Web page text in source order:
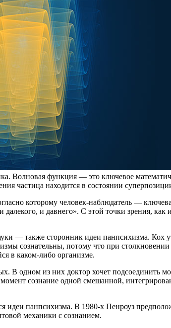
Волновая функция — это ключевое
частица находится в состоянии
которому человек-наблюдатель —
далекого, и давнего». С этой точки зрения,
— также сторонник идеи панпсихизма. Кох
сознательны, потому что при
в каком-либо организме.
В одном из них доктор хочет подсоединить
сознание одной смешанной,
панпсихизма. В 1980-х Пенроуз
механики с сознанием.